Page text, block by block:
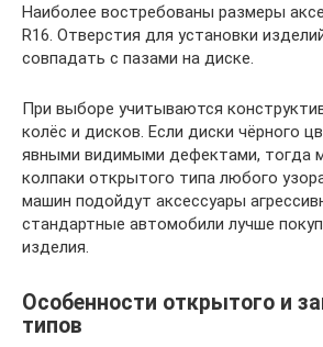
Наиболее востребованы размеры
R16. Отверстия для установки
совпадать с пазами на диске.
При выборе учитываются
колёс и дисков. Если диски чёрного
явными видимыми дефектами, тогда
колпаки открытого типа любого
машин подойдут аксессуары
стандартные автомобили лучше
изделия.
Особенности открытого и
типов